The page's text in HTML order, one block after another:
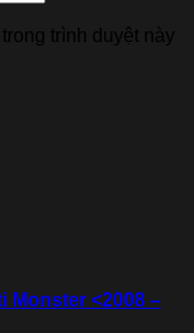
trình duyệt này
Monster <2008 –